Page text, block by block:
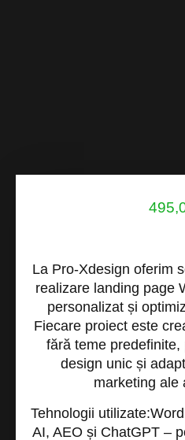
La Pro-Xdesign oferim
realizare landing page
personalizat și
Fiecare proiect este
fără teme
design unic și
marketing ale
Tehnologii utilizate:
AI, AEO și ChatGPT –